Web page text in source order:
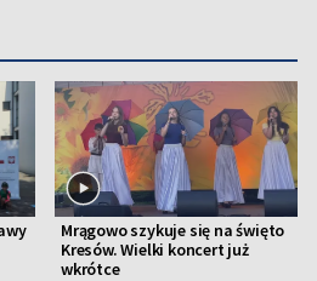
Mrągowo szykuje się na święto
Kresów. Wielki koncert już
wkrótce